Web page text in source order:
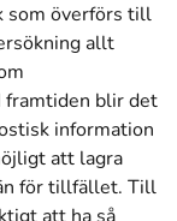
som överförs till
allt
framtiden blir det
information
att lagra
för tillfället. Till